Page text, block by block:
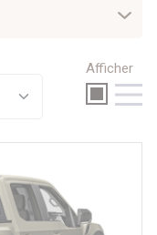
Afficher
5874 €